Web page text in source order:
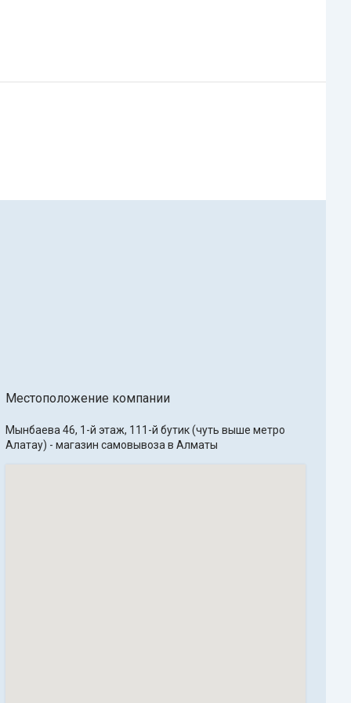
Местоположение компании
Мынбаева 46, 1-й этаж, 111-й бутик (чуть выше метро
Алатау) - магазин самовывоза в Алматы